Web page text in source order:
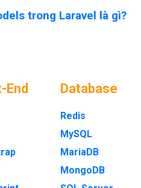
trong Laravel là gì?
End Database
Redis
MySQL
MariaDB
MongoDB